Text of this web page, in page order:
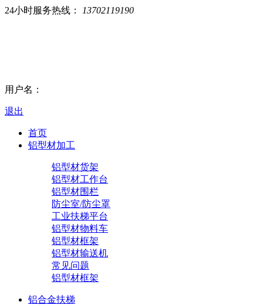
24小时服务热线： 13702119190
用户名：
退出
首页
铝型材加工
铝型材货架
铝型材工作台
铝型材围栏
防尘室/防尘罩
工业扶梯平台
铝型材物料车
铝型材框架
铝型材输送机
常见问题
铝型材框架
铝合金扶梯